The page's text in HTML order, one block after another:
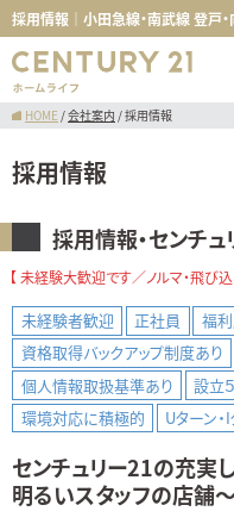
採用情報｜小田急線・南武線 登戸
HOME/会社案内 /採用情報
採用情報
採用情報・センチ
【 未経験大歓迎です／ノルマ・飛び
未経験者歓迎 正社員 福
資格取得バックアップ制度あり
個人情報取扱基準あり
設立
環境対応に積極的
Uターン
センチュリー21の充実
明るいスタッフの店舗